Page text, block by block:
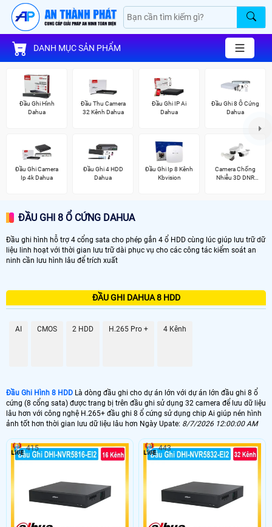
DANH MỤC SẢN PHẨM
Đầu Ghi Hình
Dahua
Đầu Thu Camera
32 Kênh Dahua
Đầu Ghi IP Ai
Dahua
Đầu Ghi 8 Ổ Cứng
Dahua
Đầu Ghi Camera
Ip 4k Dahua
Đầu Ghi 4 HDD
Dahua
Đầu Ghi Ip 8 Kênh
Kbvision
Camera Chống
Nhiễu 3D DNR
ĐẦU GHI 8 Ổ CỨNG DAHUA
Đầu ghi hình hỗ trợ 4 cổng sata cho phép gắn 4 ổ HDD cùng lúc giúp lưu trữ dữ
liệu linh hoạt với thời gian lưu trữ dài phục vụ cho các công tác kiểm soát an
ninh cần lưu hình lâu để trích xuất
ĐẦU GHI DAHUA 8 HDD
AI CMOS 2 HDD H.265 Pro + 4 Kênh
Đầu Ghi Hình 8 HDD Là dòng đầu ghi cho dự án lớn với dự án lớn đầu ghi 8 ổ
cứng (8 cổng sata) được trang bị trên đầu ghi sử dụng 32 camera để lưu dữ liệu
lâu hơn với công nghệ H.265+ đầu ghi 8 ổ cứng sử dụng chip Ai giúp nén hình
ảnh tốt hơn thời gian lưu dữ liệu lâu hơn Ngày Upate: 8/7/2026 12:00:00 AM
415 443